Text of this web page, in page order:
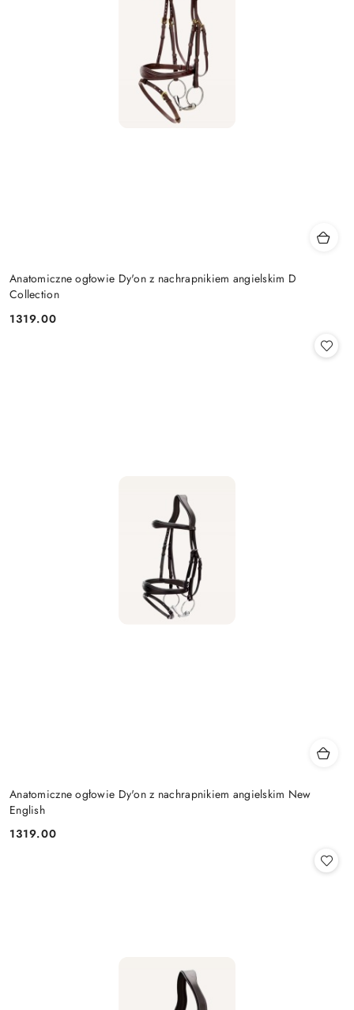
Anatomiczne ogłowie Dy'on z nachrapnikiem angielskim D
Collection
Cena:
1319.00
Anatomiczne ogłowie Dy'on z nachrapnikiem angielskim New
English
Cena:
1319.00